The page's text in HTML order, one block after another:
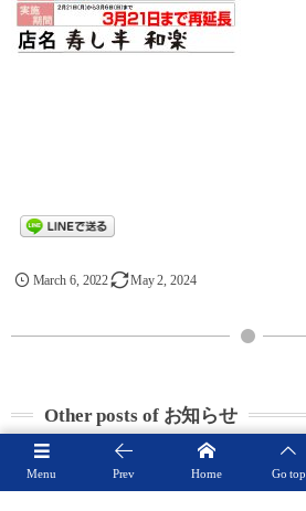
March 6, 2022 May 2,2024
Other posts of お知らせ
2026年6月11日 割烹寿し半で働きませんか？
Menu Prev Home Go top